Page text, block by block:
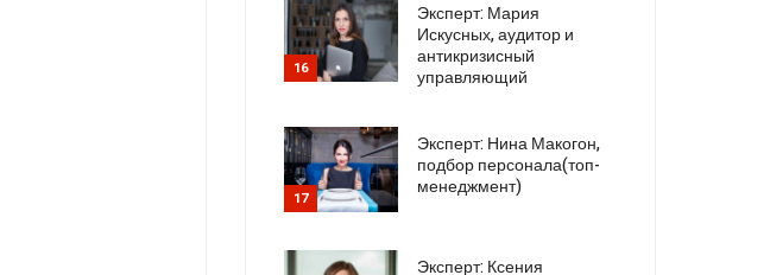
16
Эксперт: Мария
Искусных, аудитор и
антикризисный
управляющий
17
Эксперт: Нина Макогон,
подбор персонала(топ-
менеджмент)
Эксперт: Ксения